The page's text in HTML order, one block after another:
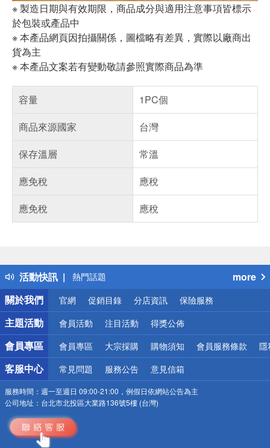
※ 製造日期與有效期限，商品成分與適用注意事項皆標示
於包裝或產品中
※ 本產品網頁因拍攝關係，圖檔略有差異，實際以廠商出
貨為主
※ 本產品文案若有變動敬請參照實際商品為準
容量
1PC個
商品來源國家
台灣
保存溫層
常溫
應免稅
應稅
應免稅
應稅
活動快訊
得獎公告
熱門話題
銀行優惠
偏遠地區配送
詐騙網頁！請小心！
more
關於我們
官網 促銷目錄 分店資訊 保險服務
主題活動 會員活動 注目活動 得獎公佈
會員專區 會員專區 大宗採購 購物須知 會員服務條款 隱
客服中心 常見問題 服務公告 意見信箱
服務時間： 週一至週日 09:00-21:00，例假日依網站公告為主
公司地址： 台北市北投區大業路136號5樓 (台灣)